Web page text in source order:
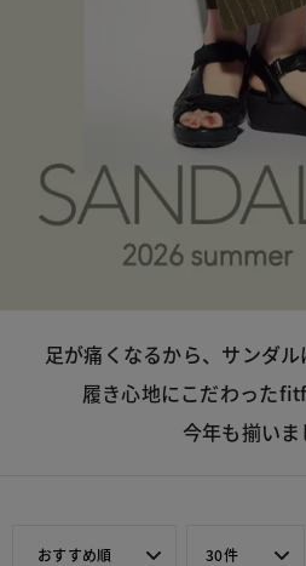
足が痛くなるから、サンダル
履き心地にこだわった
今年も揃いま
おすすめ順 30件